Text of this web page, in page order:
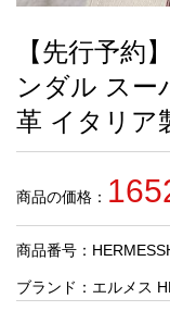
す
す
め
商
人
気
商
【先行予約
ンダル スー
革 イタリア
商品の価格：
商品番号：
ブランド： エルメス